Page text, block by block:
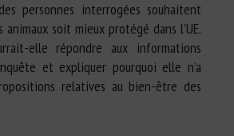
personnes interrogées souhaitent
soit mieux protégé dans l’UE.
elle répondre aux informations
et expliquer pourquoi elle n’a
relatives au bien-être des